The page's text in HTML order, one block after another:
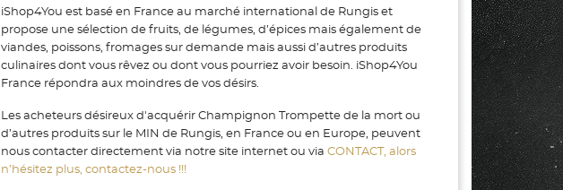
iShop4You est basé en France au marché international de Rungis et
propose une sélection de fruits, de légumes, d’épices mais également de
viandes, poissons, fromages sur demande mais aussi d’autres produits
culinaires dont vous rêvez ou dont vous pourriez avoir besoin. iShop4You
France répondra aux moindres de vos désirs.
Les acheteurs désireux d'acquérir Champignon Trompette de la mort ou
d’autres produits sur le MIN de Rungis, en France ou en Europe, peuvent
nous contacter directement via notre site internet ou via CONTACT, alors
n’hésitez plus, contactez-nous !!!